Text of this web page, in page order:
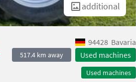
additional
94428 Bavaria
517.4 km away Used machines
Used machines